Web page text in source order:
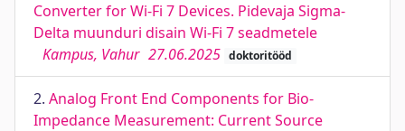
Converter for Wi-Fi 7 Devices. Pidevaja Sigma-
Delta muunduri disain Wi-Fi 7 seadmetele
Kampus, Vahur 27.06.2025 doktoritööd
2. Analog Front End Components for Bio-
Impedance Measurement: Current Source